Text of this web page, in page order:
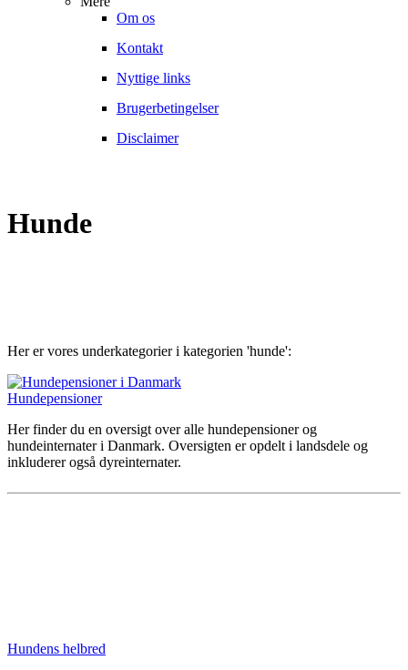
Om os
Kontakt
Nyttige links
Brugerbetingelser
Disclaimer
Hunde
Her er vores underkategorier i kategorien 'hunde':
Hundepensioner
Her finder du en oversigt over alle hundepensioner og
hundeinternater i Danmark. Oversigten er opdelt i landsdele og
inkluderer også dyreinternater.
Hundens helbred